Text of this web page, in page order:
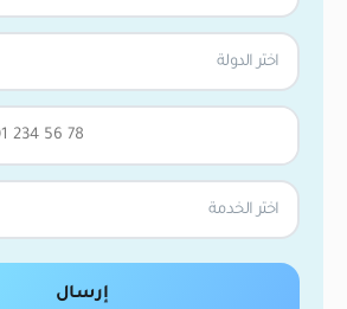
اختر الدولة
اختر الخدمة
إرسال